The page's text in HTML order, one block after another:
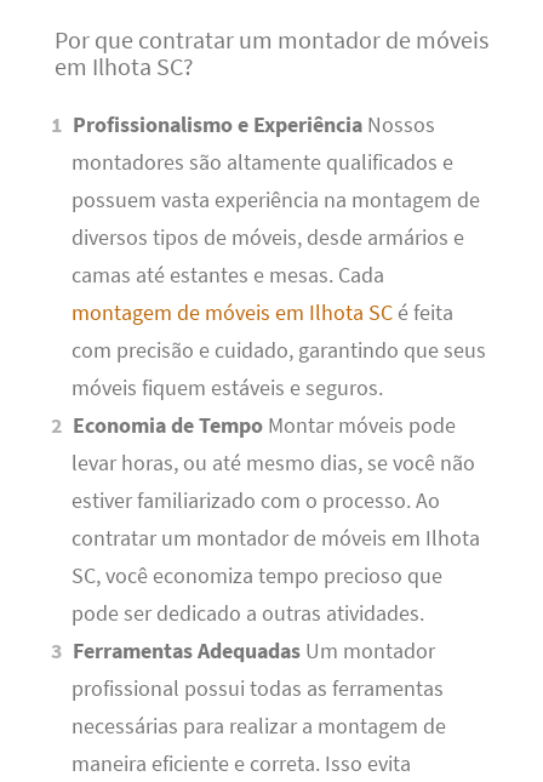
Por que contratar um montador de móveis
em Ilhota SC?
Profissionalismo e Experiência Nossos
montadores são altamente qualificados e
possuem vasta experiência na montagem de
diversos tipos de móveis, desde armários e
camas até estantes e mesas. Cada
montagem de móveis em Ilhota SCé feita
com precisão e cuidado, garantindo que seus
móveis fiquem estáveis e seguros.
Economia de Tempo Montar móveis pode
levar horas, ou até mesmo dias, se você não
estiver familiarizado com o processo. Ao
contratar um montador de móveis em Ilhota
SC, você economiza tempo precioso que
pode ser dedicado a outras atividades.
Ferramentas Adequadas Um montador
profissional possui todas as ferramentas
necessárias para realizar a montagem de
maneira eficiente e correta. Isso evita